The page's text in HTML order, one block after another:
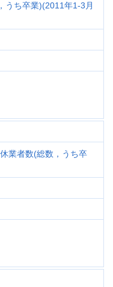
うち卒業)(2011年1-3月
業者数(総数，うち卒